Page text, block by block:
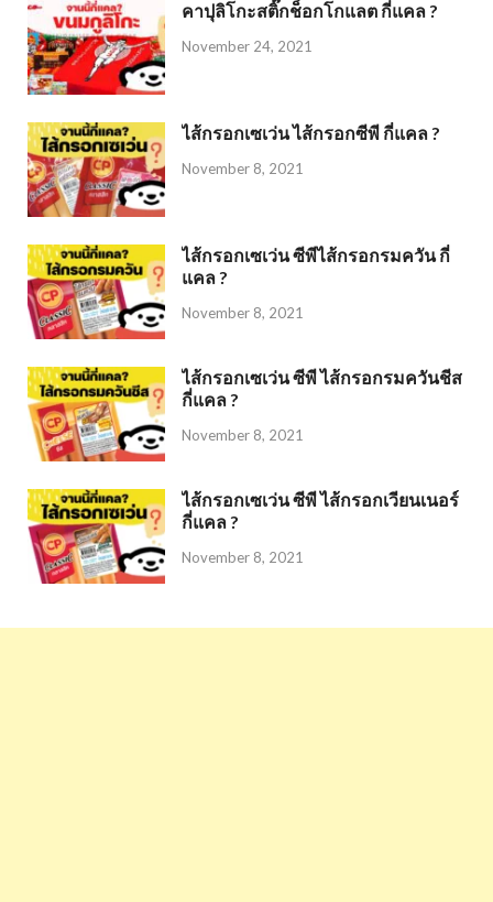
คาปุลิโกะสติ๊กช็อกโกแลต กี่แคล ?
November 24, 2021
ไส้กรอกเซเว่น ไส้กรอกซีพี กี่แคล ?
November 8, 2021
ไส้กรอกเซเว่น ซีพีไส้กรอกรมควัน กี่
แคล ?
November 8, 2021
ไส้กรอกเซเว่น ซีพี ไส้กรอกรมควันชีส
กี่แคล ?
November 8, 2021
ไส้กรอกเซเว่น ซีพี ไส้กรอกเวียนเนอร์
กี่แคล ?
November 8, 2021